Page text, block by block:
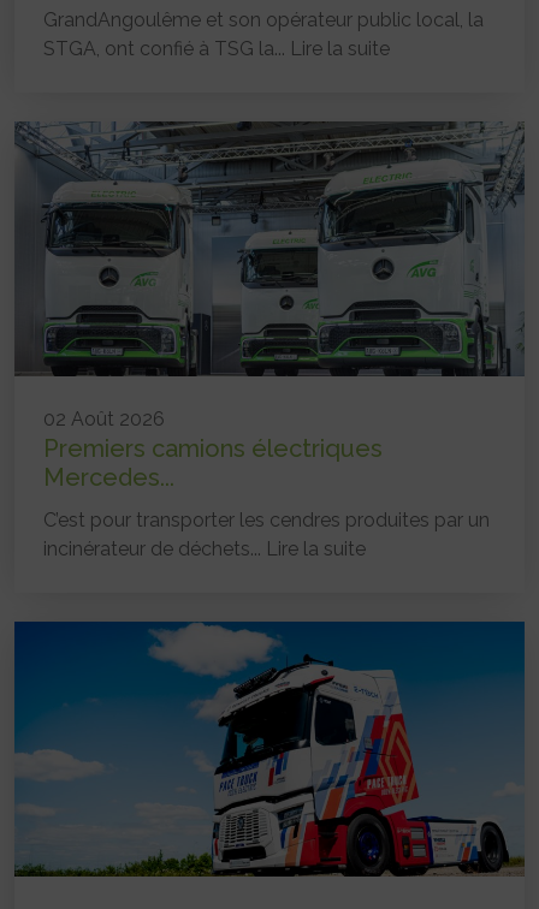
GrandAngoulême et son opérateur public local, la
STGA, ont confié à TSG la... Lire la suite
02 Août 2026
Premiers camions électriques
Mercedes...
C’est pour transporter les cendres produites par un
incinérateur de déchets... Lire la suite